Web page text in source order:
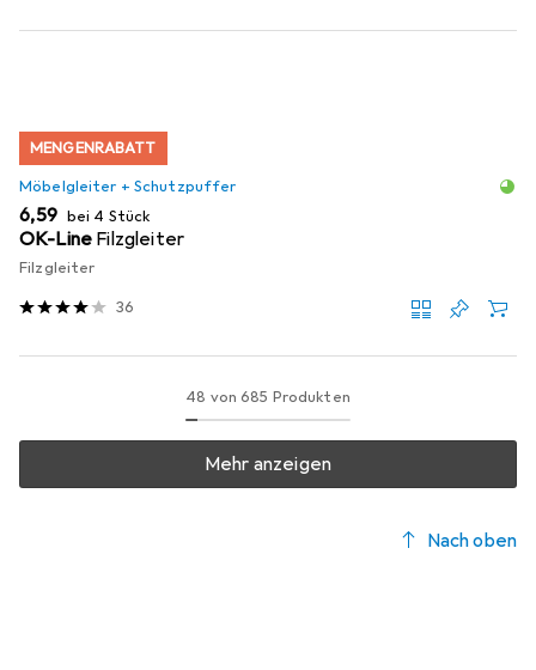
MENGENRABATT
Möbelgleiter + Schutzpuffer
EUR
6,59 bei 4 Stück
OK-Line Filzgleiter
Filzgleiter
36
48 von 685 Produkten
Mehr anzeigen
Nach oben